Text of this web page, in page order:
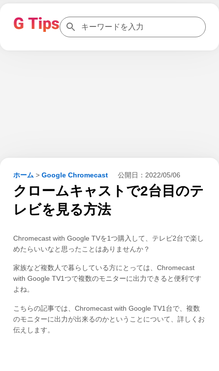
ホーム > Google Chromecast 公開日： 2022/05/06
クロームキャストで2台目のテ
レビを見る方法
Chromecast with Google TVを1つ購入して、テレビ2台で楽し
めたらいいなと思ったことはありませんか？
家族など複数人で暮らしている方にとっては、Chromecast
with Google TV1つで複数のモニターに出力できると便利です
よね。
こちらの記事では、Chromecast with Google TV1台で、複数
のモニターに出力が出来るのかということについて、詳しくお
伝えします。